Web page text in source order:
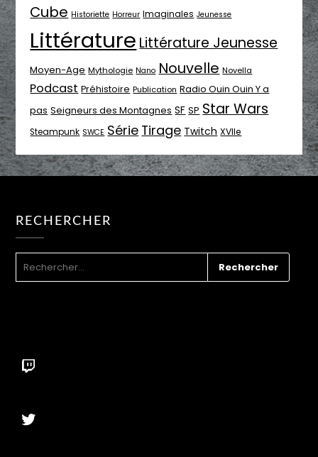
Cube Historiette Horreur Imaginales Jeunesse
Littérature Littérature Jeunesse
Moyen-Age Mythologie Nano Nouvelle Novella
Podcast Préhistoire Publication Radio Ouin Ouin Y a
pas Seigneurs des Montagnes SF SP Star Wars
Steampunk SWCE Série Tirage Twitch XVIIe
RECHERCHER
Twitch
Twitter